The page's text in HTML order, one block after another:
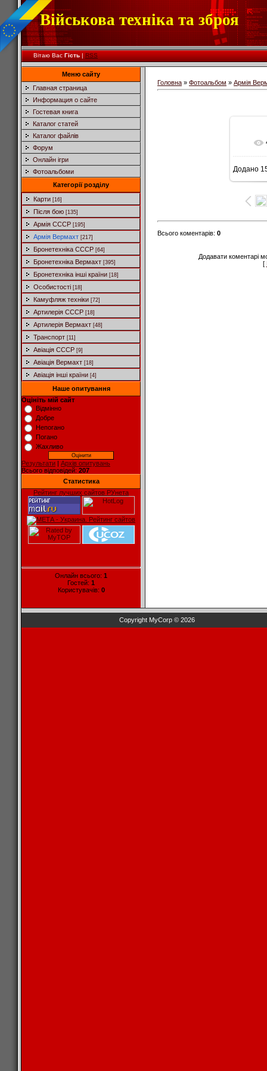
Військова техніка та зброя
Вітаю Вас Гість|RSS
Меню сайту
Главная страница
Информация о сайте
Гостевая книга
Каталог статей
Каталог файлів
Форум
Онлайн ігри
Фотоальбоми
Категорії розділу
Карти [16]
Після бою [135]
Армія СССР [195]
Армія Вермахт [217]
Бронетехніка СССР [64]
Бронетехніка Вермахт [395]
Бронетехніка інші країни [18]
Особистості [18]
Камуфляж техніки [72]
Артилерія СССР [18]
Артилерія Вермахт [48]
Транспорт [11]
Авіація СССР [9]
Авіація Вермахт [18]
Авіація інші країни [4]
Наше опитування
Оцініть мій сайт
Відмінно
Добре
Непогано
Погано
Жахливо
Результати | Архів опитувань
Всього відповідей: 207
Статистика
Рейтинг лучших сайтов РУнета
Онлайн всього: 1
Гостей: 1
Користувачів: 0
Головна » Фотоальбом » Армія
Додано
Всього коментарів: 0
Додавати коментарі
[
Copyright MyCorp © 2026